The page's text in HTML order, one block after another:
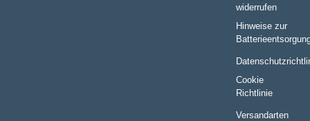
widerrufen
Hinweise zur
Cookie
Richtlinie
Versandarten